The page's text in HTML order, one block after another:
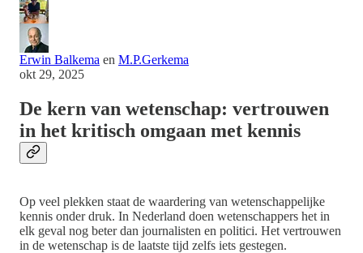
Erwin Balkema en M.P.Gerkema
okt 29, 2025
De kern van wetenschap: vertrouwen
in het kritisch omgaan met kennis
Op veel plekken staat de waardering van wetenschappelijke
kennis onder druk. In Nederland doen wetenschappers het in
elk geval nog beter dan journalisten en politici. Het vertrouwen
in de wetenschap is de laatste tijd zelfs iets gestegen.